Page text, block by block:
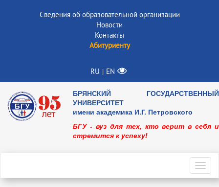
Сведения об образовательной организации
Новости
Контакты
Абитуриенту
RU | EN
БРЯНСКИЙ ГОСУДАРСТВЕННЫЙ
УНИВЕРСИТЕТ
имени академика И.Г. Петровского
БГУ - вуз для тех, кто верит в себя и
стремится к успеху!